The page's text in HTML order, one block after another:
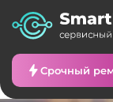
Срочный